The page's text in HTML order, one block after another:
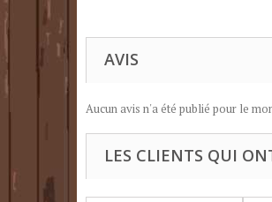
AVIS
Aucun avis n'a été publié pour le
LES CLIENTS QUI